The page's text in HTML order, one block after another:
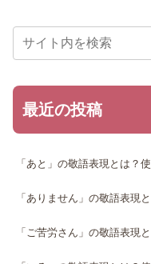
最近の投稿
「あと」の敬語表現とは？
「ありません」の敬語表現
「ご苦労さん」の敬語表現